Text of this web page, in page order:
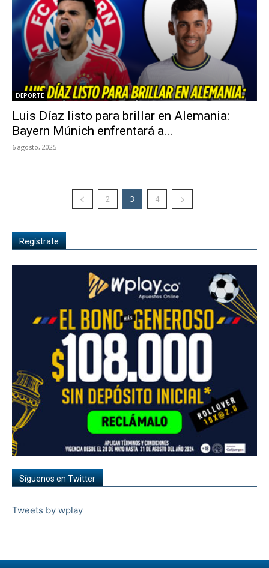
DEPORTE
Luis Díaz listo para brillar en Alemania:
Bayern Múnich enfrentará a...
6 agosto, 2025
2 3 4
Regístrate
Síguenos en Twitter
Tweets by wplay